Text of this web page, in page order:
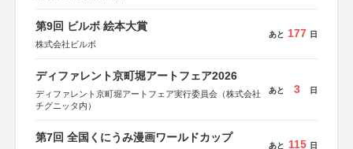
第9回 ビルボ 絵本大賞
株式会社ビルボ
あと 177 日
ディファレント京町堀アートフェア2026
ディファレント京町堀アートフェア実行委員会（株式会社
チグニッタ内）
あと 3 日
第7回 全国くにうみ漫画ワールドカップ
あと 115 日